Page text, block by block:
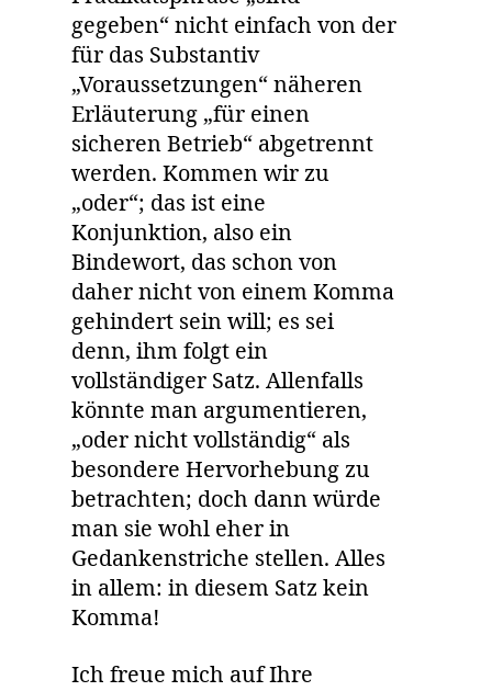
gegeben“ nicht einfach von der
für das Substantiv
„Voraussetzungen“ näheren
Erläuterung „für einen
sicheren Betrieb“ abgetrennt
werden. Kommen wir zu
„oder“; das ist eine
Konjunktion, also ein
Bindewort, das schon von
daher nicht von einem Komma
gehindert sein will; es sei
denn, ihm folgt ein
vollständiger Satz. Allenfalls
könnte man argumentieren,
„oder nicht vollständig“ als
besondere Hervorhebung zu
betrachten; doch dann würde
man sie wohl eher in
Gedankenstriche stellen. Alles
in allem: in diesem Satz kein
Komma!
Ich freue mich auf Ihre